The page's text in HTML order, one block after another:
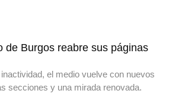
de Burgos reabre sus páginas
el medio vuelve con nuevos
secciones y una mirada renovada.